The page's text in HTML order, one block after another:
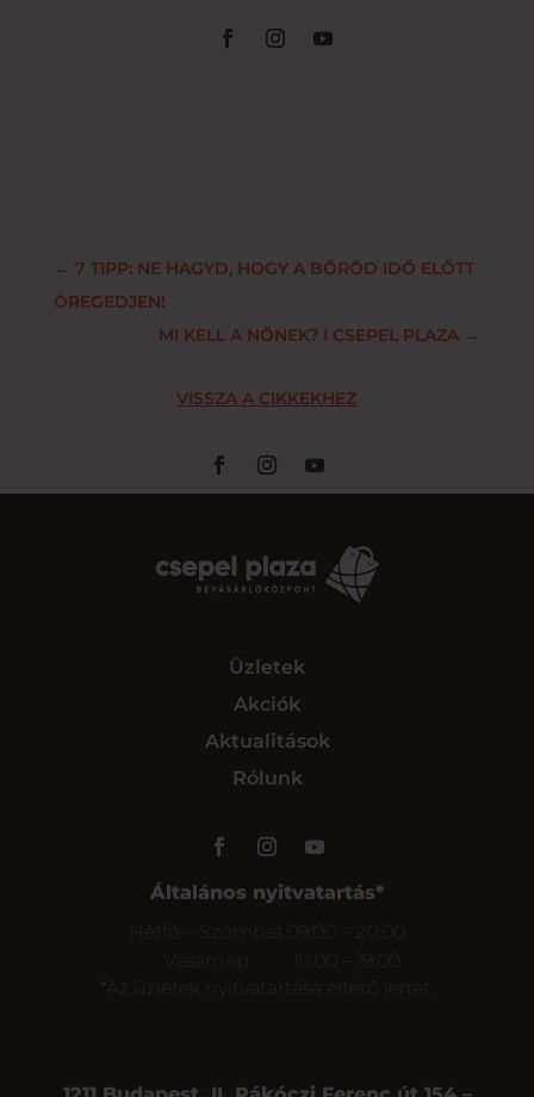
← 7 TIPP: NE HAGYD, HOGY A BŐRÖD IDŐ ELŐTT
ÖREGEDJEN!
MI KELL A NŐNEK? I CSEPEL PLAZA →
VISSZA A CIKKEKHEZ
Üzletek
Akciók
Aktualitások
Rólunk
Általános nyitvatartás*
Hétfő – Szombat
*Az üzletek nyitvatartása eltérő lehet.